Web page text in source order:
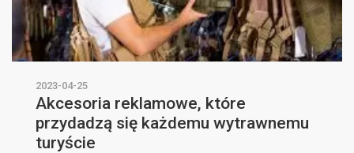
2023-04-25
Akcesoria reklamowe, które
przydadzą się każdemu wytrawnemu
turyście